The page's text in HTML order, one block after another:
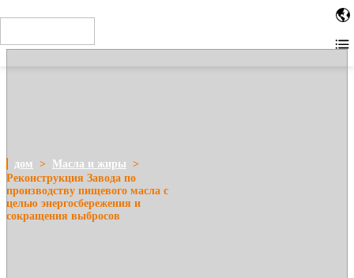
tags. Other installation methods
дом > Масла и жиры >
Реконструкция Завода по
производству пищевого масла с
целью энергосбережения и
сокращения выбросов